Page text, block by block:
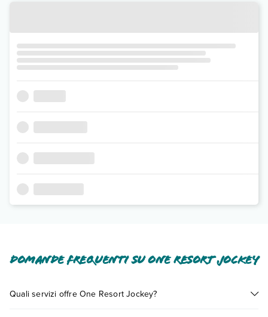
Domande frequenti su One Resort Jockey
Quali servizi offre One Resort Jockey?